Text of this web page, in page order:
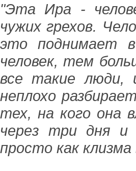
"Эта Ира -
чужих грехов.
это поднимает
человек, тем
все такие люди,
неплохо
тех, на кого она
через три дня и
просто как